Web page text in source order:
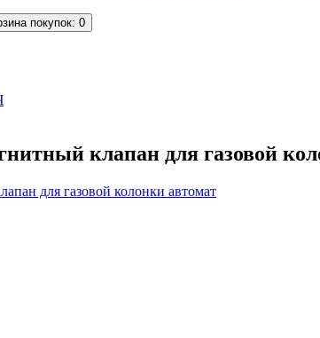
покупок: 0
клапан для газовой